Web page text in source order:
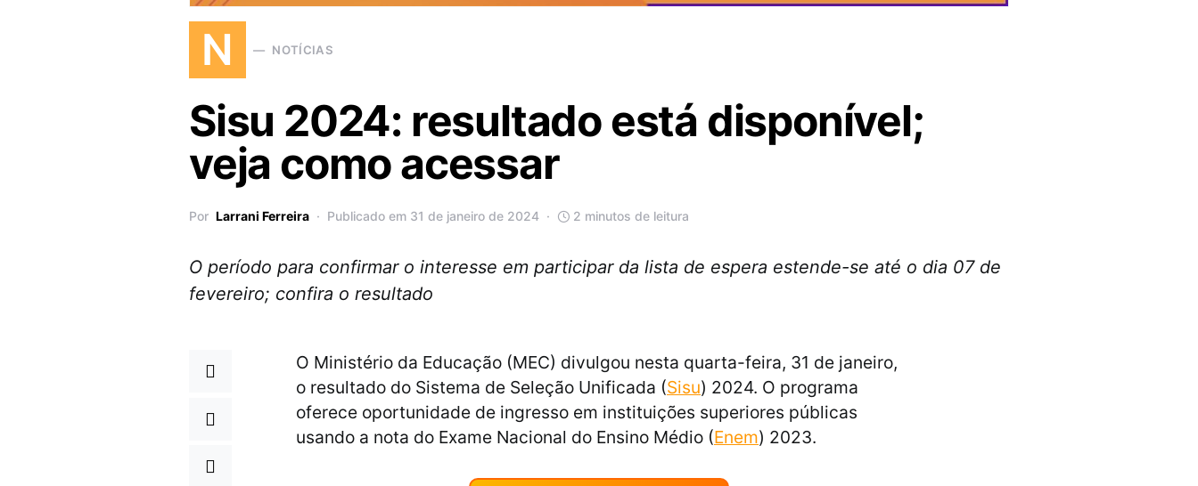
N NOTÍCIAS
Sisu 2024: resultado está disponível;
veja como acessar
Por Larrani Ferreira Publicado em 31 de janeiro de 2024 2 minutos de leitura
O período para confirmar o interesse em participar da lista de espera estende-se até o dia 07 de
fevereiro; confira o resultado
O Ministério da Educação (MEC) divulgou nesta quarta-feira, 31 de janeiro,
o resultado do Sistema de Seleção Unificada (Sisu) 2024. O programa
oferece oportunidade de ingresso em instituições superiores públicas
usando a nota do Exame Nacional do Ensino Médio (Enem) 2023.